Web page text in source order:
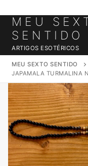
Saltar
para
conteúdo
MEU
SENTIDO
ARTIGOS ESOTÉRICOS
MEU SEXTO SENTIDO
JAPAMALA TURMALINA